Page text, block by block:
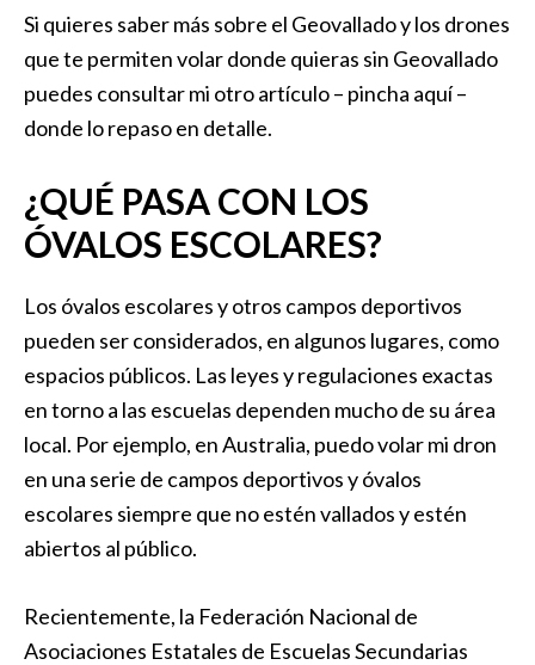
Si quieres saber más sobre el Geovallado y los drones
que te permiten volar donde quieras sin Geovallado
puedes consultar mi otro artículo – pincha aquí –
donde lo repaso en detalle.
¿QUÉ PASA CON LOS
ÓVALOS ESCOLARES?
Los óvalos escolares y otros campos deportivos
pueden ser considerados, en algunos lugares, como
espacios públicos. Las leyes y regulaciones exactas
en torno a las escuelas dependen mucho de su área
local. Por ejemplo, en Australia, puedo volar mi dron
en una serie de campos deportivos y óvalos
escolares siempre que no estén vallados y estén
abiertos al público.
Recientemente, la Federación Nacional de
Asociaciones Estatales de Escuelas Secundarias